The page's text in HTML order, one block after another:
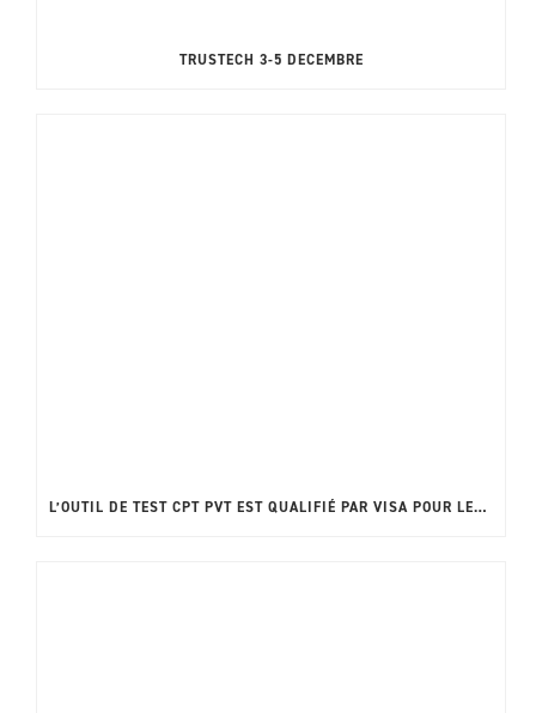
TRUSTECH 3-5 DECEMBRE
L’OUTIL DE TEST CPT PVT EST QUALIFIÉ PAR VISA POUR LES TESTS DE VALIDATION DE LA PERSONNALISATION EN SELF-SERVICE GLOBALE